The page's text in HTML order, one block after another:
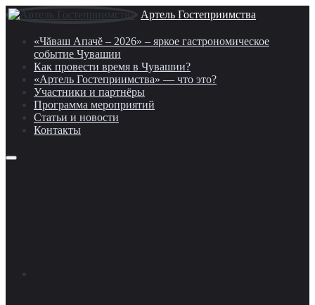
Артель Гостеприимства
«Чăваш Апачĕ – 2026» – яркое гастрономическое
событие Чувашии
Как провести время в Чувашии?
«Артель Гостеприимства» — что это?
Участники и партнёры
Программа мероприятий
Статьи и новости
Контакты